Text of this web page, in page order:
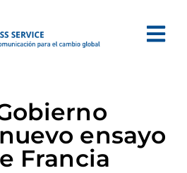
ensayo
Francia